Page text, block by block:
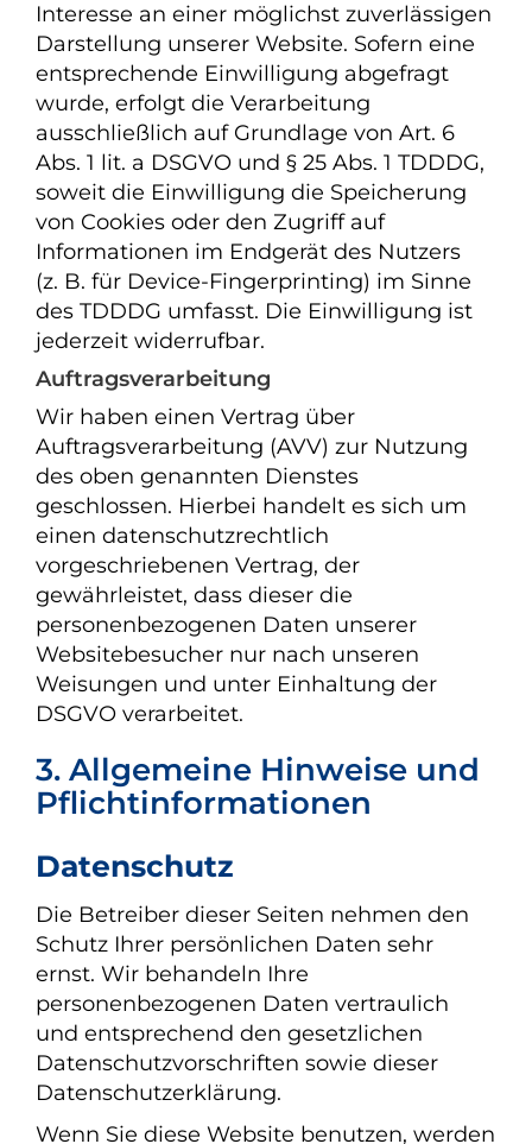
Interesse an einer möglichst zuverlässigen
Darstellung unserer Website. Sofern eine
entsprechende Einwilligung abgefragt
wurde, erfolgt die Verarbeitung
ausschließlich auf Grundlage von Art. 6
Abs. 1 lit. a DSGVO und § 25 Abs. 1 TDDDG,
soweit die Einwilligung die Speicherung
von Cookies oder den Zugriff auf
Informationen im Endgerät des Nutzers
(z. B. für Device-Fingerprinting) im Sinne
des TDDDG umfasst. Die Einwilligung ist
jederzeit widerrufbar.
Auftragsverarbeitung
Wir haben einen Vertrag über
Auftragsverarbeitung (AVV) zur Nutzung
des oben genannten Dienstes
geschlossen. Hierbei handelt es sich um
einen datenschutzrechtlich
vorgeschriebenen Vertrag, der
gewährleistet, dass dieser die
personenbezogenen Daten unserer
Websitebesucher nur nach unseren
Weisungen und unter Einhaltung der
DSGVO verarbeitet.
3. Allgemeine Hinweise und
Pflicht­informationen
Datenschutz
Die Betreiber dieser Seiten nehmen den
Schutz Ihrer persönlichen Daten sehr
ernst. Wir behandeln Ihre
personenbezogenen Daten vertraulich
und entsprechend den gesetzlichen
Datenschutzvorschriften sowie dieser
Datenschutzerklärung.
Wenn Sie diese Website benutzen, werden